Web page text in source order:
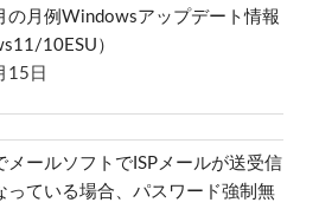
の月例Windowsアップデート情報
10ESU）
15日
メールソフトでISPメールが送受信
っている場合、パスワード強制無